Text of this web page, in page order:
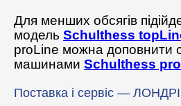
Для менших обсягів
модель Schulthess
proLine можна доповнити
машинами Schulthess
Поставка і сервіс —